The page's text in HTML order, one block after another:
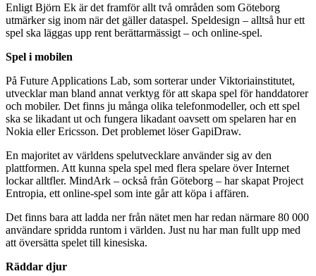
Enligt Björn Ek är det framför allt två områden som Göteborg
utmärker sig inom när det gäller dataspel. Speldesign – alltså hur ett
spel ska läggas upp rent berättarmässigt – och online-spel.
Spel i mobilen
På Future Applications Lab, som sorterar under Viktoriainstitutet,
utvecklar man bland annat verktyg för att skapa spel för handdatorer
och mobiler. Det finns ju många olika telefonmodeller, och ett spel
ska se likadant ut och fungera likadant oavsett om spelaren har en
Nokia eller Ericsson. Det problemet löser GapiDraw.
En majoritet av världens spelutvecklare använder sig av den
plattformen. Att kunna spela spel med flera spelare över Internet
lockar alltfler. MindArk – också från Göteborg – har skapat Project
Entropia, ett online-spel som inte går att köpa i affären.
Det finns bara att ladda ner från nätet men har redan närmare 80 000
användare spridda runtom i världen. Just nu har man fullt upp med
att översätta spelet till kinesiska.
Räddar djur